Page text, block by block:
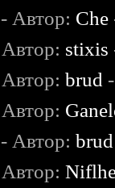
- Автор: Che
stixis
brud
- Автор:brud